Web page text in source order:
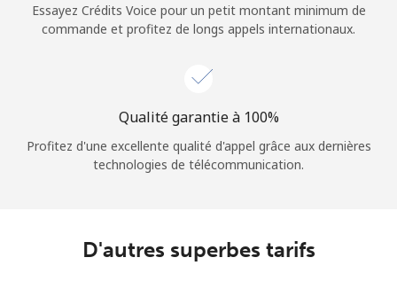
Essayez Crédits Voice pour un petit montant minimum de
commande et profitez de longs appels internationaux.
Qualité garantie à 100%
Profitez d'une excellente qualité d'appel grâce aux dernières
technologies de télécommunication.
D'autres superbes tarifs